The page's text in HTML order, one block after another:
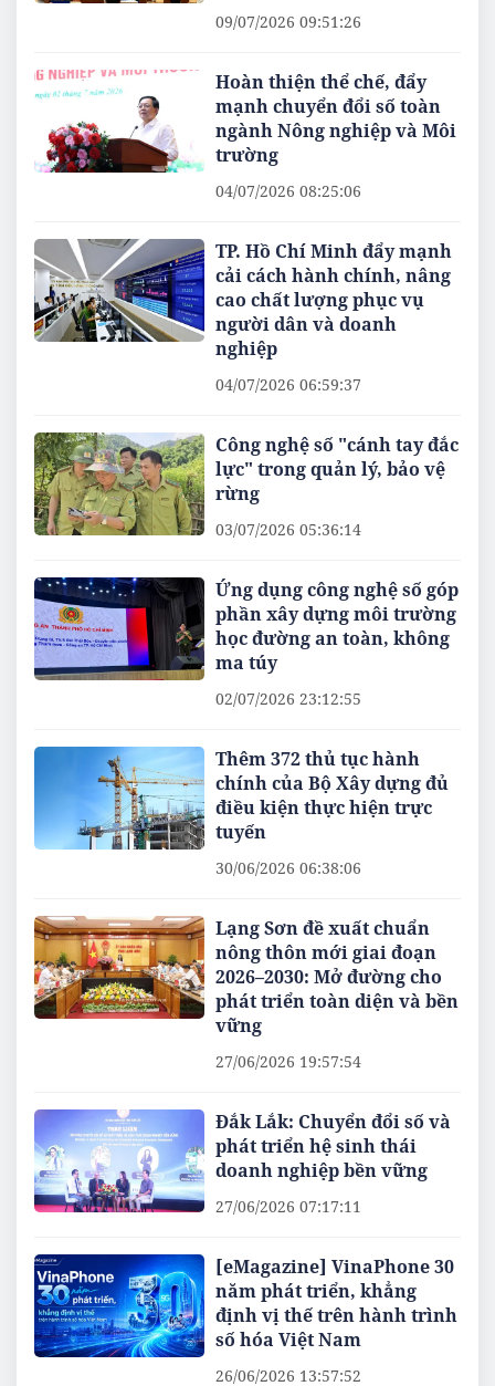
09/07/2026 09:51:26
Hoàn thiện thể chế, đẩy
mạnh chuyển đổi số toàn
ngành Nông nghiệp và Môi
trường
04/07/2026 08:25:06
TP. Hồ Chí Minh đẩy mạnh
cải cách hành chính, nâng
cao chất lượng phục vụ
người dân và doanh
nghiệp
04/07/2026 06:59:37
Công nghệ số "cánh tay đắc
lực" trong quản lý, bảo vệ
rừng
03/07/2026 05:36:14
Ứng dụng công nghệ số góp
phần xây dựng môi trường
học đường an toàn, không
ma túy
02/07/2026 23:12:55
Thêm 372 thủ tục hành
chính của Bộ Xây dựng đủ
điều kiện thực hiện trực
tuyến
30/06/2026 06:38:06
Lạng Sơn đề xuất chuẩn
nông thôn mới giai đoạn
2026–2030: Mở đường cho
phát triển toàn diện và bền
vững
27/06/2026 19:57:54
Đắk Lắk: Chuyển đổi số và
phát triển hệ sinh thái
doanh nghiệp bền vững
27/06/2026 07:17:11
[eMagazine] VinaPhone 30
năm phát triển, khẳng
định vị thế trên hành trình
số hóa Việt Nam
26/06/2026 13:57:52